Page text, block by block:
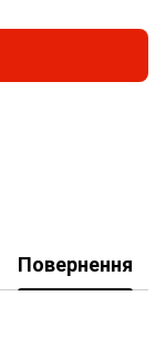
Повернення